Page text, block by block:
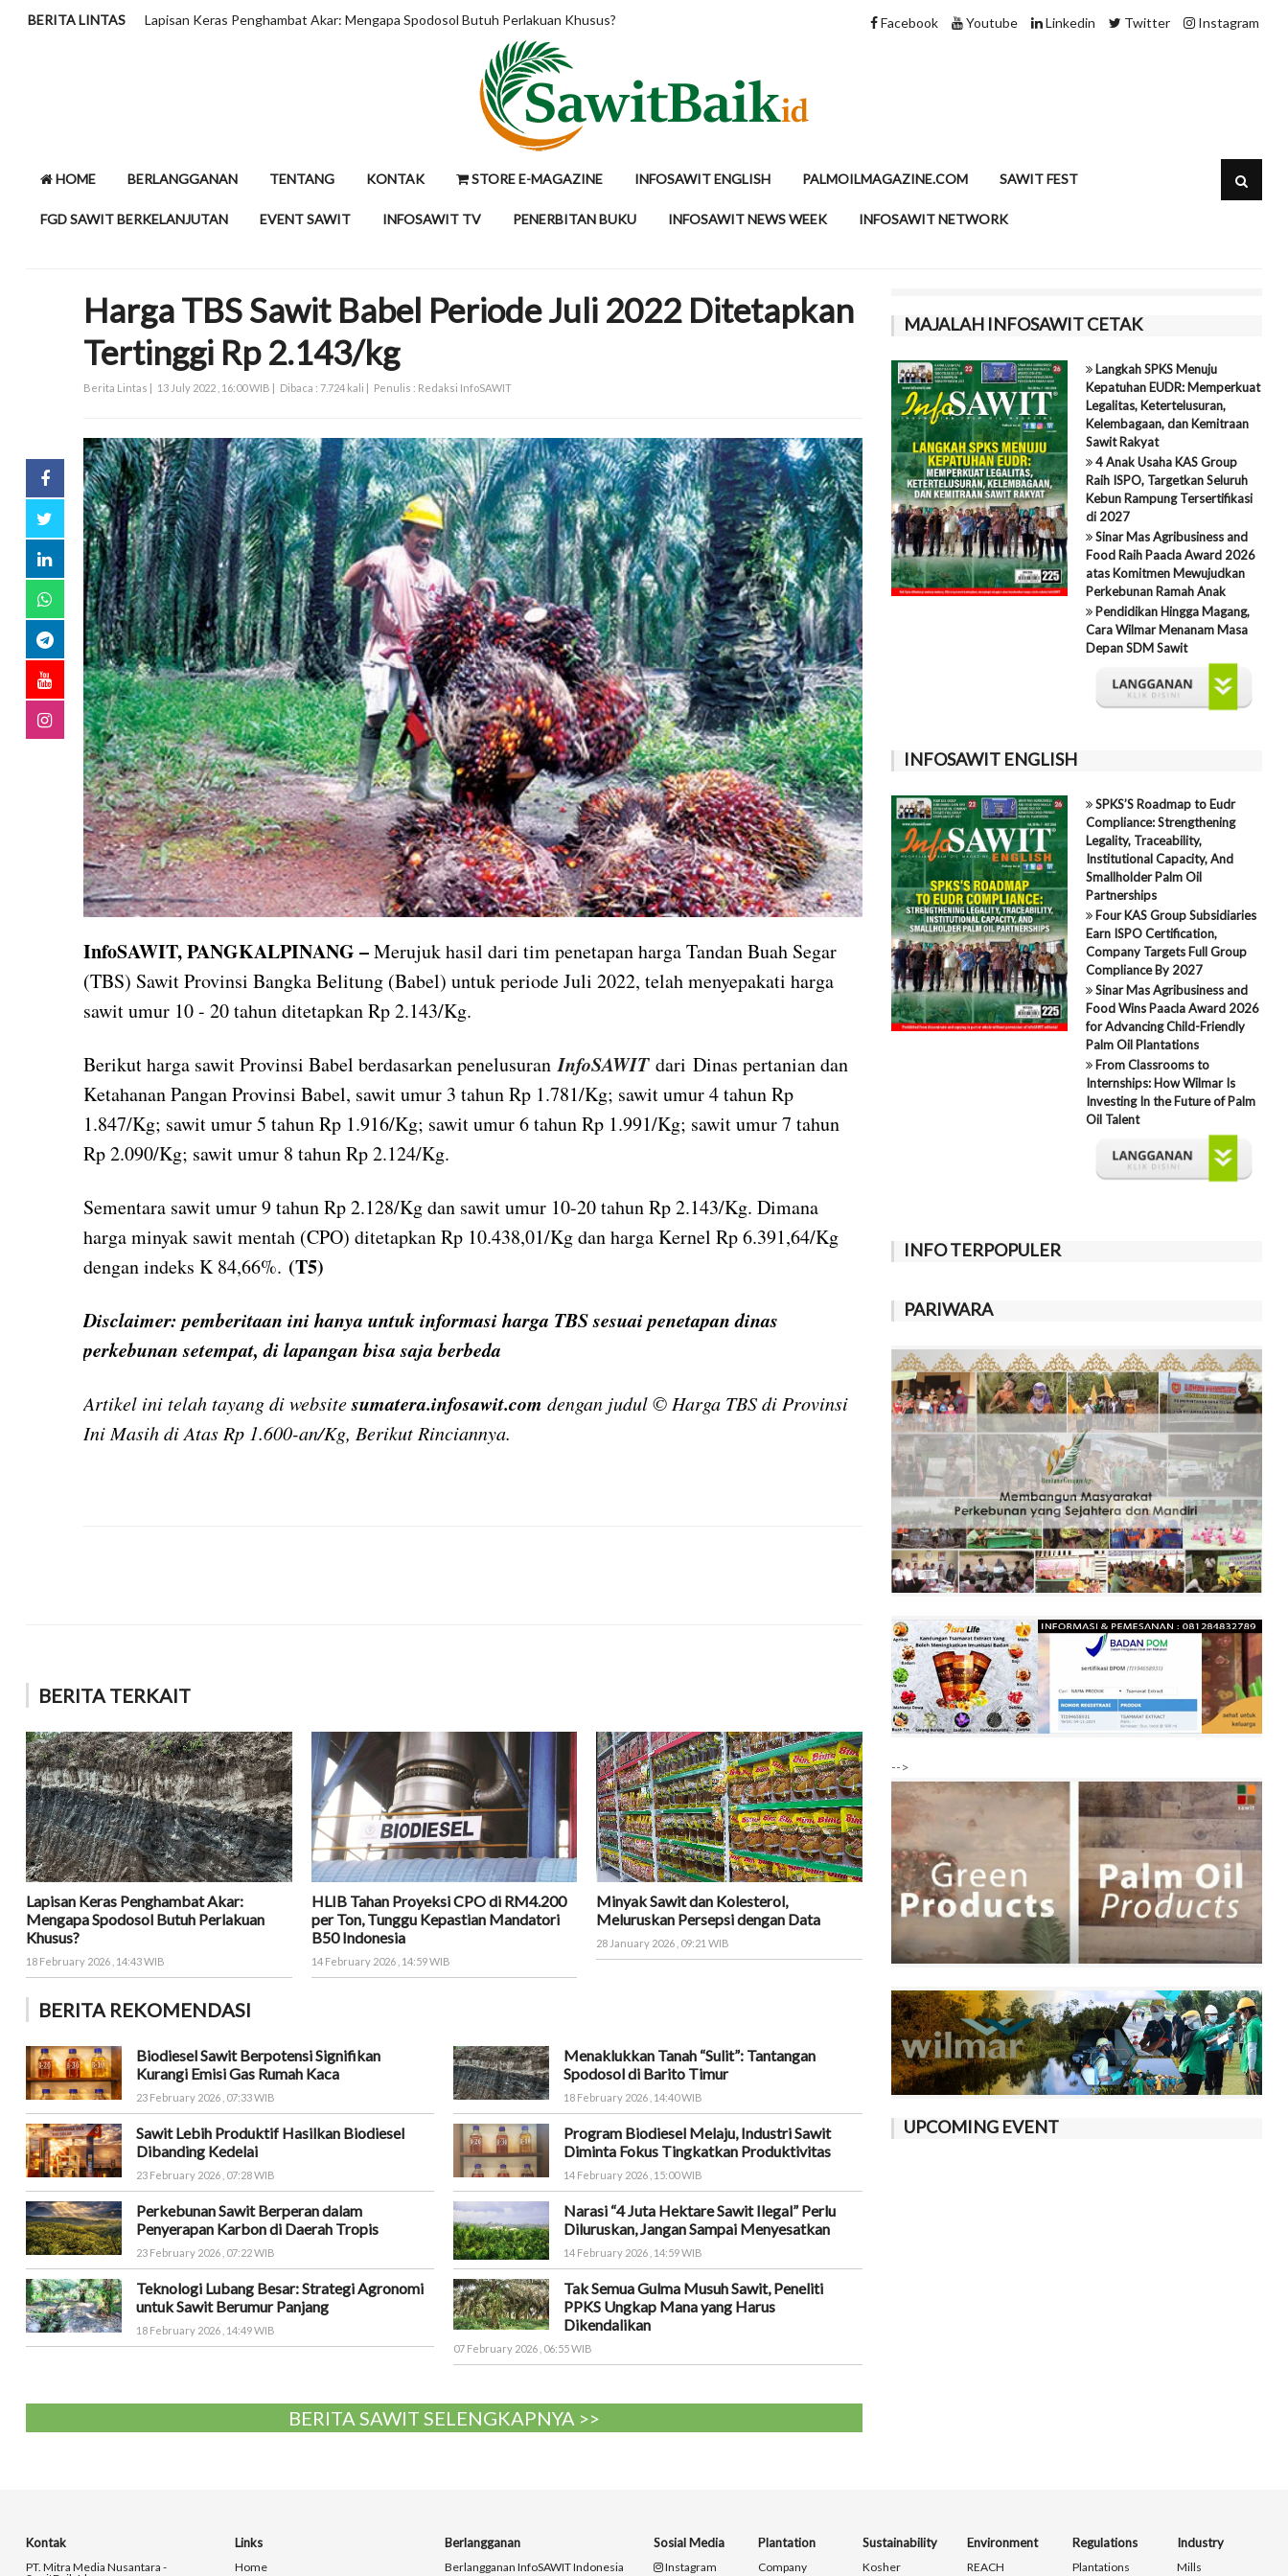
BERITA LINTAS Lapisan Keras Penghambat Akar: Mengapa Spodosol Butuh Perlakuan Khusus? HLIB Tahan Proyeksi CPO di RM4.200 per Ton, Tunggu Kepastian
Instagram
Twitter
Linkedin
Youtube
Facebook
HOME BERLANGGANAN TENTANG KONTAK STORE E-MAGAZINE INFOSAWIT ENGLISH PALMOILMAGAZINE.COM SAWIT FEST
FGD SAWIT BERKELANJUTAN EVENT SAWIT INFOSAWIT TV PENERBITAN BUKU INFOSAWIT NEWS WEEK INFOSAWIT NETWORK
Harga TBS Sawit Babel Periode Juli 2022 Ditetapkan
Tertinggi Rp 2.143/kg
Berita Lintas | 13 July 2022 , 16:00 WIB | Dibaca : 7.724 kali | Penulis : Redaksi InfoSAWIT
InfoSAWIT, PANGKALPINANG –Merujuk hasil dari tim penetapan harga Tandan Buah Segar
(TBS) Sawit Provinsi Bangka Belitung (Babel) untuk periode Juli 2022, telah menyepakati harga
sawit umur 10 - 20 tahun ditetapkan Rp 2.143/Kg.
Berikut harga sawit Provinsi Babel berdasarkan penelusuranInfoSAWITdari Dinas pertanian dan
Ketahanan Pangan Provinsi Babel, sawit umur 3 tahun Rp 1.781/Kg; sawit umur 4 tahun Rp
1.847/Kg; sawit umur 5 tahun Rp 1.916/Kg; sawit umur 6 tahun Rp 1.991/Kg; sawit umur 7 tahun
Rp 2.090/Kg; sawit umur 8 tahun Rp 2.124/Kg.
Sementara sawit umur 9 tahun Rp 2.128/Kg dan sawit umur 10-20 tahun Rp 2.143/Kg. Dimana
harga minyak sawit mentah (CPO) ditetapkan Rp 10.438,01/Kg dan harga Kernel Rp 6.391,64/Kg
dengan indeks K 84,66%. (T5)
Disclaimer: pemberitaan ini hanya untuk informasi harga TBS sesuai penetapan dinas
perkebunan setempat, di lapangan bisa saja berbeda
Artikel ini telah tayang di websitesumatera.infosawit.com dengan judul © Harga TBS di Provinsi
Ini Masih di Atas Rp 1.600-an/Kg, Berikut Rinciannya.
BERITA TERKAIT
Lapisan Keras Penghambat Akar:
Mengapa Spodosol Butuh Perlakuan
Khusus?
18 February 2026 , 14:43 WIB
HLIB Tahan Proyeksi CPO di RM4.200
per Ton, Tunggu Kepastian Mandatori
B50 Indonesia
14 February 2026 , 14:59 WIB
Minyak Sawit dan Kolesterol,
Meluruskan Persepsi dengan Data
28 January 2026 , 09:21 WIB
BERITA REKOMENDASI
Biodiesel Sawit Berpotensi Signifikan
Kurangi Emisi Gas Rumah Kaca
23 February 2026 , 07:33 WIB
Sawit Lebih Produktif Hasilkan Biodiesel
Dibanding Kedelai
23 February 2026 , 07:28 WIB
Perkebunan Sawit Berperan dalam
Penyerapan Karbon di Daerah Tropis
23 February 2026 , 07:22 WIB
Teknologi Lubang Besar: Strategi Agronomi
untuk Sawit Berumur Panjang
18 February 2026 , 14:49 WIB
Menaklukkan Tanah “Sulit”: Tantangan
Spodosol di Barito Timur
18 February 2026 , 14:40 WIB
Program Biodiesel Melaju, Industri Sawit
Diminta Fokus Tingkatkan Produktivitas
14 February 2026 , 15:00 WIB
Narasi “4 Juta Hektare Sawit Ilegal” Perlu
Diluruskan, Jangan Sampai Menyesatkan
14 February 2026 , 14:59 WIB
Tak Semua Gulma Musuh Sawit, Peneliti
PPKS Ungkap Mana yang Harus
Dikendalikan
07 February 2026 , 06:55 WIB
BERITA SAWIT SELENGKAPNYA >>
MAJALAH INFOSAWIT CETAK
Langkah SPKS Menuju
Kepatuhan EUDR: Memperkuat
Legalitas, Ketertelusuran,
Kelembagaan, dan Kemitraan
Sawit Rakyat
4 Anak Usaha KAS Group
Raih ISPO, Targetkan Seluruh
Kebun Rampung Tersertifikasi
di 2027
Sinar Mas Agribusiness and
Food Raih Paacla Award 2026
atas Komitmen Mewujudkan
Perkebunan Ramah Anak
Pendidikan Hingga Magang,
Cara Wilmar Menanam Masa
Depan SDM Sawit
INFOSAWIT ENGLISH
SPKS’S Roadmap to Eudr
Compliance: Strengthening
Legality, Traceability,
Institutional Capacity, And
Smallholder Palm Oil
Partnerships
Four KAS Group Subsidiaries
Earn ISPO Certification,
Company Targets Full Group
Compliance By 2027
Sinar Mas Agribusiness and
Food Wins Paacla Award 2026
for Advancing Child-Friendly
Palm Oil Plantations
From Classrooms to
Internships: How Wilmar Is
Investing In the Future of Palm
Oil Talent
INFO TERPOPULER
PARIWARA
-->
UPCOMING EVENT
Kontak
PT. Mitra Media Nusantara -
Links
Home
Berlangganan
Berlangganan InfoSAWIT Indonesia
Sosial Media
Instagram
Plantation
Company
Sustainability
Kosher
Environment
REACH
Regulations
Plantations
Industry
Mills